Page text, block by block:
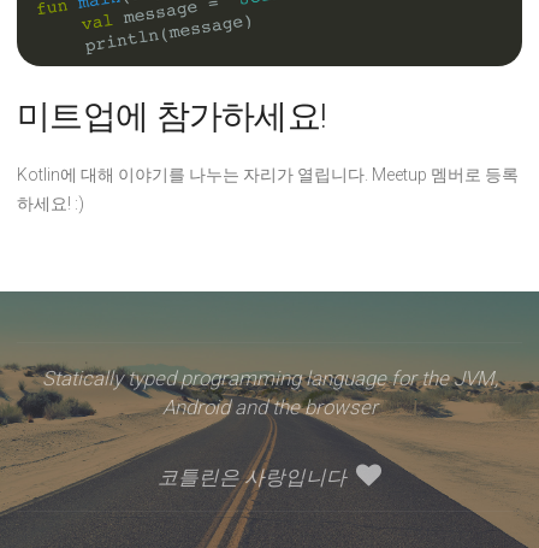
미트업에 참가하세요!
Kotlin에 대해 이야기를 나누는 자리가 열립니다. Meetup 멤버로 등록
하세요! :)
Statically typed programming language for the JVM,
Android and the browser
코틀린은 사랑입니다